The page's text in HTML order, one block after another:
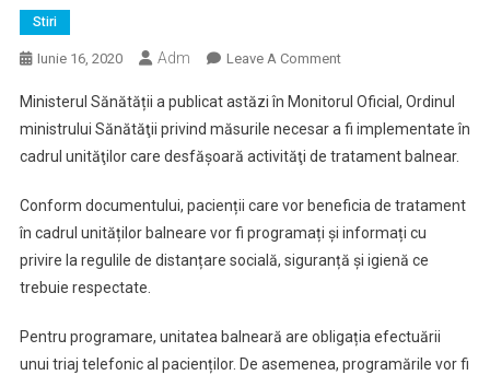
Stiri
Iunie 16, 2020 Adm Leave A CommentOn
Ministrului
Sănătăţii
Privind
Necesar
A
Fi
Cadrul
Unităţilor
Ministerul Sănătății a publicat astăzi în Monitorul Oficial, Ordinul
ministrului Sănătăţii privind măsurile necesar a fi implementate în
cadrul unităţilor care desfăşoară activităţi de tratament balnear.
Conform documentului, pacienții care vor beneficia de tratament
în cadrul unităților balneare vor fi programați și informați cu
privire la regulile de distanțare socială, siguranță și igienă ce
trebuie respectate.
Pentru programare, unitatea balneară are obligația efectuării
unui triaj telefonic al pacienților. De asemenea, programările vor fi